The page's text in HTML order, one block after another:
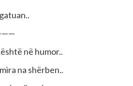
në humor..
na shërben..